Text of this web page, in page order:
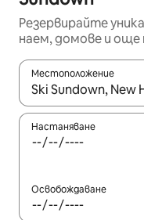
Резервирайте
наем, домове и
Местоположение
Когато
Настаняване
Освобождаване